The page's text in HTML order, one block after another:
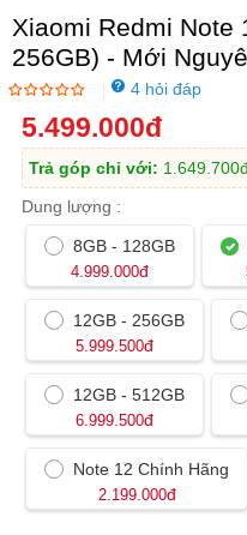
cho tất cả
Xiaomi Redmi Note
256GB) - Mới
4 hỏi đáp
5.499.000đ
Trả góp chỉ với: 1.649.700
Dung lượng :
8GB - 128GB
4.999.000đ
12GB - 256GB
5.999.500đ
12GB - 512GB
6.999.500đ
Note 12 Chính Hãng
2.199.000đ